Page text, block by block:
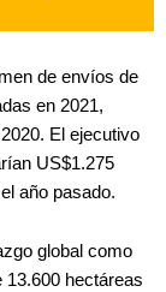
de envíos de
en 2021,
El ejecutivo
US$1.275
año pasado.
global como
13.600 hectáreas